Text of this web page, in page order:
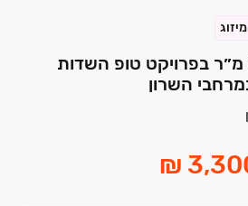
מיזוג
דירה 5 חדרים, 124 מ״ר בפרויקט טופ השדות